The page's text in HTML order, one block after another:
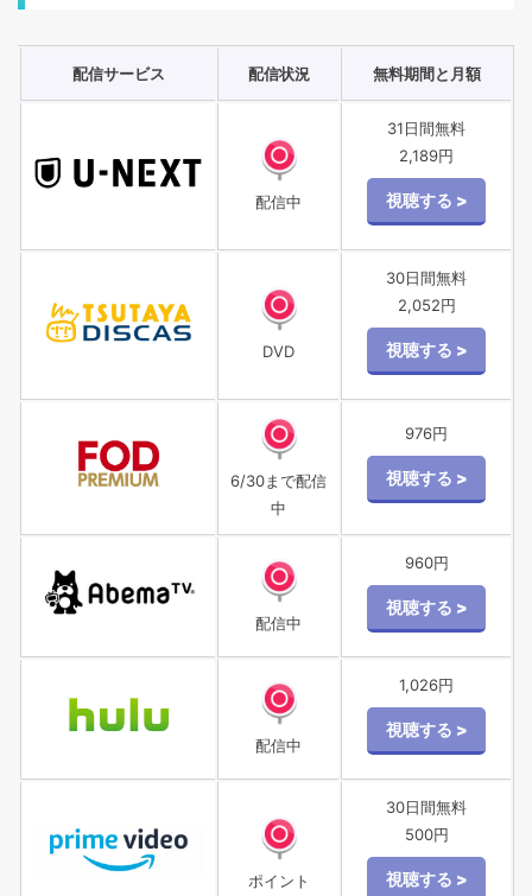
配信サービス 配信状況 無料期間と月額
配信中
31日間無料
2,189円
DVD
30日間無料
2,052円
6/30まで配信
中
976円
配信中
960円
配信中
1,026円
ポイント
30日間無料
500円